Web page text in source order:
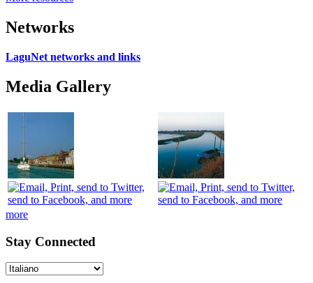
Networks
LaguNet networks and links
Media Gallery
more
Stay Connected